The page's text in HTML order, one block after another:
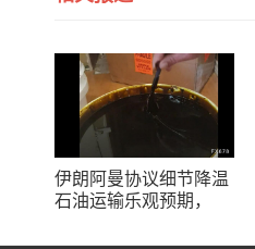
伊朗阿曼协议细节降温
石油运输乐观预期，